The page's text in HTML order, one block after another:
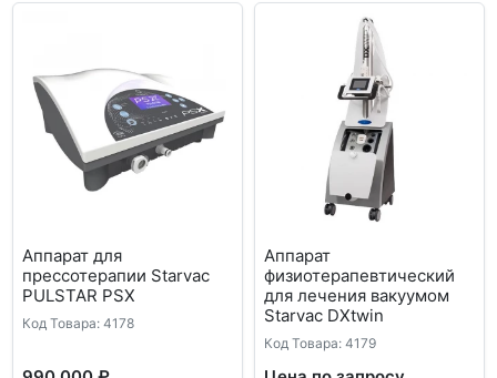
Аппарат для
прессотерапии Starvac
PULSTAR PSX
Код Товара: 4178
Аппарат
физиотерапевтический
для лечения вакуумом
Starvac DXtwin
Код Товара: 4179